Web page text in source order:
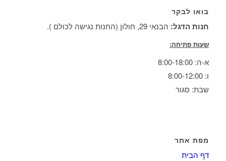
בואו לבקר
חנות הדגל: הבנאי 29, חולון (החנות נגישה לכולם ).
שעות פתיחה:
א-ה: 8:00-18:00
ו: 8:00-12:00
שבת: סגור
מפת אתר
דף הבית